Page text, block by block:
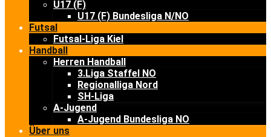
U17 (F)
U17 (F) Bundesliga N/NO
Futsal
Futsal-Liga Kiel
Handball
Herren Handball
3.Liga Staffel NO
Regionalliga Nord
SH-Liga
A-Jugend
A-Jugend Bundesliga NO
Über uns